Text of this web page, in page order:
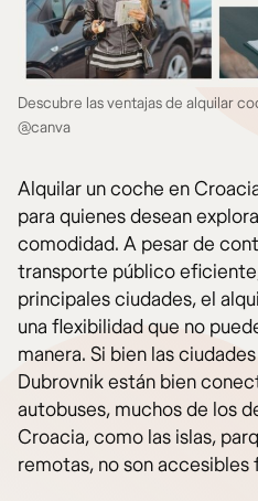
Descubre las ventajas de alquilar
@canva
Alquilar un coche en
para quienes desean
comodidad. A pesar de
transporte público
principales ciudades, el
una flexibilidad que no
manera. Si bien las
Dubrovnik están bien
autobuses, muchos de los
Croacia, como las islas,
remotas, no son